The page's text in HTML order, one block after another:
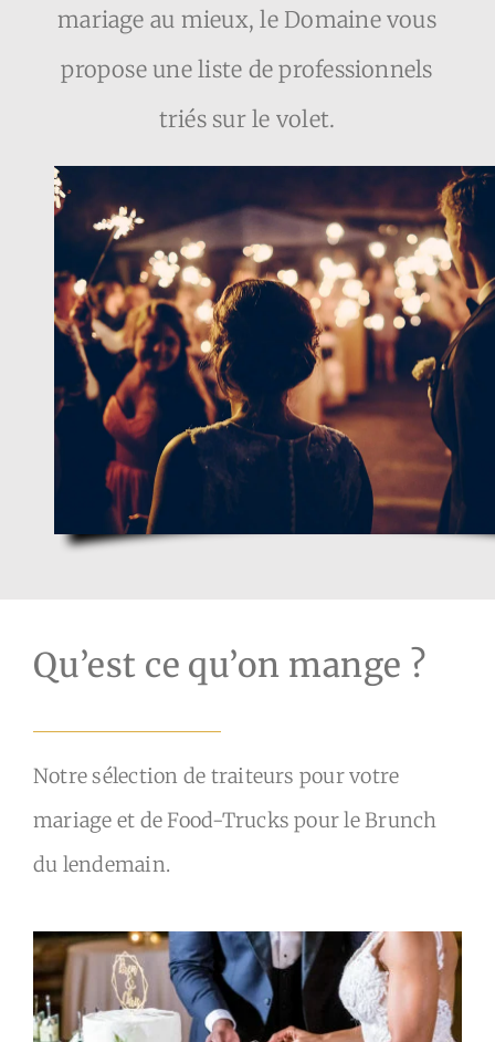
FAQ
Contact
mariage au mieux, le Domaine vous
propose une liste de professionnels
triés sur le volet.
Qu’est ce qu’on mange ?
Notre sélection de traiteurs pour votre
mariage et de Food-Trucks pour le Brunch
du lendemain.